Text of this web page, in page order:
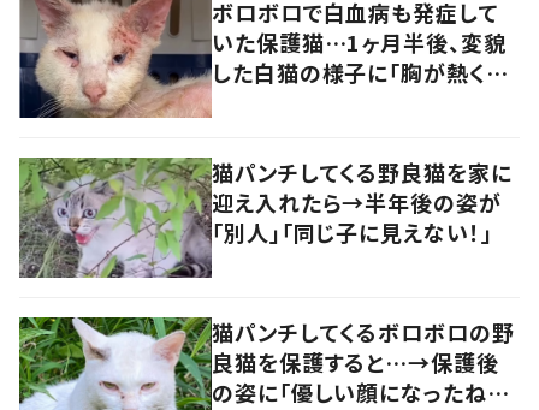
ボロボロで白血病も発症して
いた保護猫…1ヶ月半後、変貌
した白猫の様子に「胸が熱くな
猫パンチしてくる野良猫を家に
迎え入れたら→半年後の姿が
「別人」「同じ子に見えない！」
猫パンチしてくるボロボロの野
良猫を保護すると…→保護後
の姿に「優しい顔になったね！」